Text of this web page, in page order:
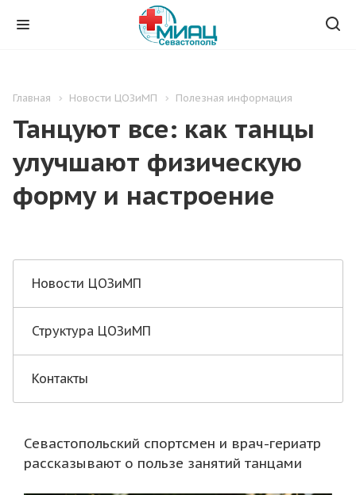
Главная Новости ЦОЗиМП Полезная информация
Танцуют все: как танцы
улучшают физическую
форму и настроение
Новости ЦОЗиМП
Структура ЦОЗиМП
Контакты
Севастопольский спортсмен и врач-гериатр
рассказывают о пользе занятий танцами